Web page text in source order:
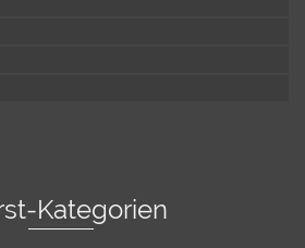
Kategorien